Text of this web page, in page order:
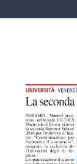
ARTICOLI
DOWNLOAD